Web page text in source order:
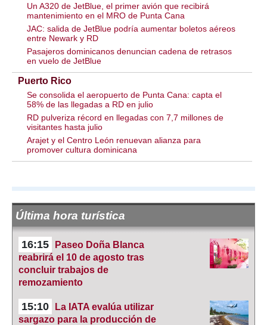
Un A320 de JetBlue, el primer avión que recibirá
mantenimiento en el MRO de Punta Cana
JAC: salida de JetBlue podría aumentar boletos aéreos
entre Newark y RD
Pasajeros dominicanos denuncian cadena de retrasos
en vuelo de JetBlue
Puerto Rico
Se consolida el aeropuerto de Punta Cana: capta el
58% de las llegadas a RD en julio
RD pulveriza récord en llegadas con 7,7 millones de
visitantes hasta julio
Arajet y el Centro León renuevan alianza para
promover cultura dominicana
Última hora turística
16:15
Paseo Doña Blanca
reabrirá el 10 de agosto tras
concluir trabajos de
remozamiento
15:10
La IATA evalúa utilizar
sargazo para la producción de